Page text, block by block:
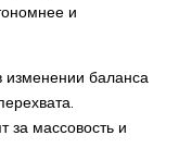
и
изменении баланса
массовость и